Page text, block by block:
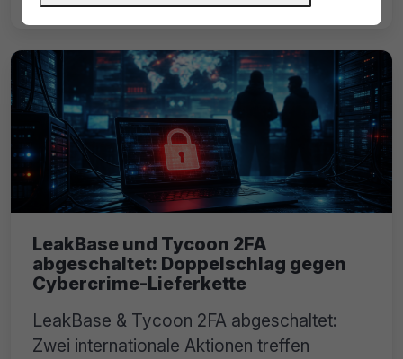
LeakBase und Tycoon 2FA
abgeschaltet: Doppelschlag gegen
Cybercrime-Lieferkette
LeakBase & Tycoon 2FA abgeschaltet:
Zwei internationale Aktionen treffen